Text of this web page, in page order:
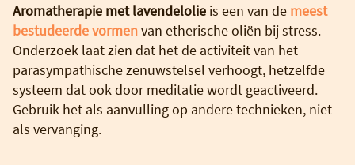
Aromatherapie met lavendelolie is een van de meest
bestudeerde vormenvan etherische oliën bij stress.
Onderzoek laat zien dat het de activiteit van het
parasympathische zenuwstelsel verhoogt, hetzelfde
systeem dat ook door meditatie wordt geactiveerd.
Gebruik het als aanvulling op andere technieken, niet
als vervanging.